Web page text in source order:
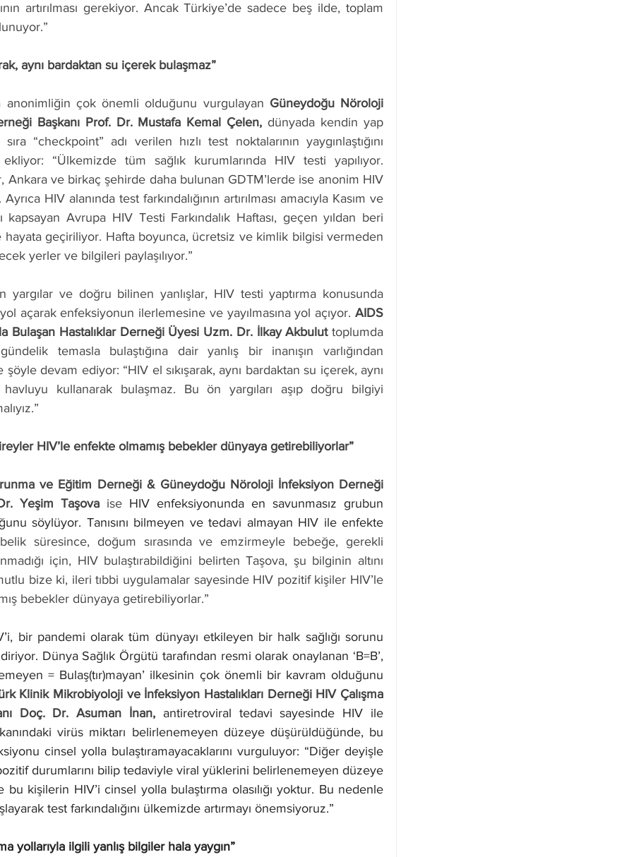
artırılması gerekiyor. Ancak Türkiye’de sadece beş ilde, toplam
aynı bardaktan su içerek bulaşmaz”
anonimliğin çok önemli olduğunu vurgulayan Güneydoğu Nöroloji
Başkanı Prof. Dr. Mustafa Kemal Çelen, dünyada kendin yap
“checkpoint” adı verilen hızlı test noktalarının yaygınlaştığını
“Ülkemizde tüm sağlık kurumlarında HIV testi yapılıyor.
Ankara ve birkaç şehirde daha bulunan GDTM’lerde ise anonim HIV
Ayrıca HIV alanında test farkındalığının artırılması amacıyla Kasım ve
kapsayan Avrupa HIV Testi Farkındalık Haftası, geçen yıldan beri
hayata geçiriliyor. Hafta boyunca, ücretsiz ve kimlik bilgisi vermeden
yerler ve bilgileri paylaşılıyor.”
yargılar ve doğru bilinen yanlışlar, HIV testi yaptırma konusunda
açarak enfeksiyonun ilerlemesine ve yayılmasına yol açıyor. AIDS
Bulaşan Hastalıklar Derneği Üyesi Uzm. Dr. İlkay Akbulut toplumda
temasla bulaştığına dair yanlış bir inanışın varlığından
şöyle devam ediyor: “HIV el sıkışarak, aynı bardaktan su içerek, aynı
kullanarak bulaşmaz. Bu ön yargıları aşıp doğru bilgiyi
HIV’le enfekte olmamış bebekler dünyaya getirebiliyorlar”
ve Eğitim Derneği & Güneydoğu Nöroloji İnfeksiyon Derneği
Yeşim Taşova ise HIV enfeksiyonunda en savunmasız grubun
söylüyor. Tanısını bilmeyen ve tedavi almayan HIV ile enfekte
süresince, doğum sırasında ve emzirmeyle bebeğe, gerekli
için, HIV bulaştırabildiğini belirten Taşova, şu bilginin altını
bize ki, ileri tıbbi uygulamalar sayesinde HIV pozitif kişiler HIV’le
bebekler dünyaya getirebiliyorlar.”
bir pandemi olarak tüm dünyayı etkileyen bir halk sağlığı sorunu
Dünya Sağlık Örgütü tarafından resmi olarak onaylanan ‘B=B’,
= Bulaş(tır)mayan’ ilkesinin çok önemli bir kavram olduğunu
Klinik Mikrobiyoloji ve İnfeksiyon Hastalıkları Derneği HIV Çalışma
Doç. Dr. Asuman İnan, antiretroviral tedavi sayesinde HIV ile
virüs miktarı belirlenemeyen düzeye düşürüldüğünde, bu
cinsel yolla bulaştıramayacaklarını vurguluyor: “Diğer deyişle
durumlarını bilip tedaviyle viral yüklerini belirlenemeyen düzeye
bu kişilerin HIV’i cinsel yolla bulaştırma olasılığı yoktur. Bu nedenle
test farkındalığını ülkemizde artırmayı önemsiyoruz.”
yollarıyla ilgili yanlış bilgiler hala yaygın”